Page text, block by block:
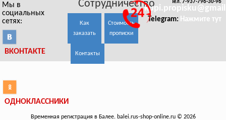
Мы в
социальных
сетях:
ВКОНТАКТЕ
ОДНОКЛАССНИКИ
Сотрудничество
Как
заказать
Стоимость
прописки
Контакты
Тел. 7-937-796-30-96
Telegram: Нажмите тут
Временная регистрация в Балее. balei.rus-shop-online.ru © 2026